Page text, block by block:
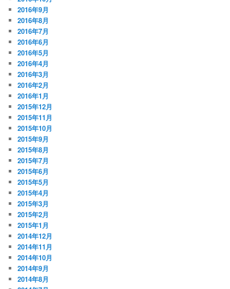
2016年9月
2016年8月
2016年7月
2016年6月
2016年5月
2016年4月
2016年3月
2016年2月
2016年1月
2015年12月
2015年11月
2015年10月
2015年9月
2015年8月
2015年7月
2015年6月
2015年5月
2015年4月
2015年3月
2015年2月
2015年1月
2014年12月
2014年11月
2014年10月
2014年9月
2014年8月